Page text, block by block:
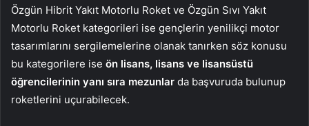
Özgün Hibrit Yakıt Motorlu Roket ve Özgün Sıvı Yakıt
Motorlu Roket kategorileri ise gençlerin yenilikçi motor
tasarımlarını sergilemelerine olanak tanırken söz konusu
bu kategorilere ise ön lisans, lisans ve lisansüstü
öğrencilerinin yanı sıra mezunlar da başvuruda bulunup
roketlerini uçurabilecek.